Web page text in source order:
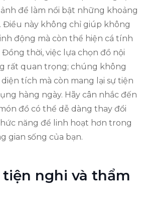
để làm nổi bật những khoảng
này không chỉ giúp không
động mà còn thể hiện cá tính
Đồng thời, việc lựa chọn đồ nội
rất quan trọng; chúng không
tích mà còn mang lại sự tiện
hàng ngày. Hãy cân nhắc đến
đồ có thể dễ dàng thay đổi
năng để linh hoạt hơn trong
gian sống của bạn.
tiện nghi và thẩm